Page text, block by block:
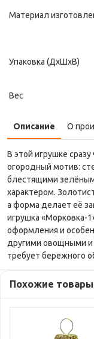
Материал
Упаковка (ДxШxВ)
Вес
Описание О
В этой игрушке
огородный мотив:
блестящими
характером.
а форма делает её
игрушка «Морковка-
оформления и
другими овощными
требует бережного
Похожие товары